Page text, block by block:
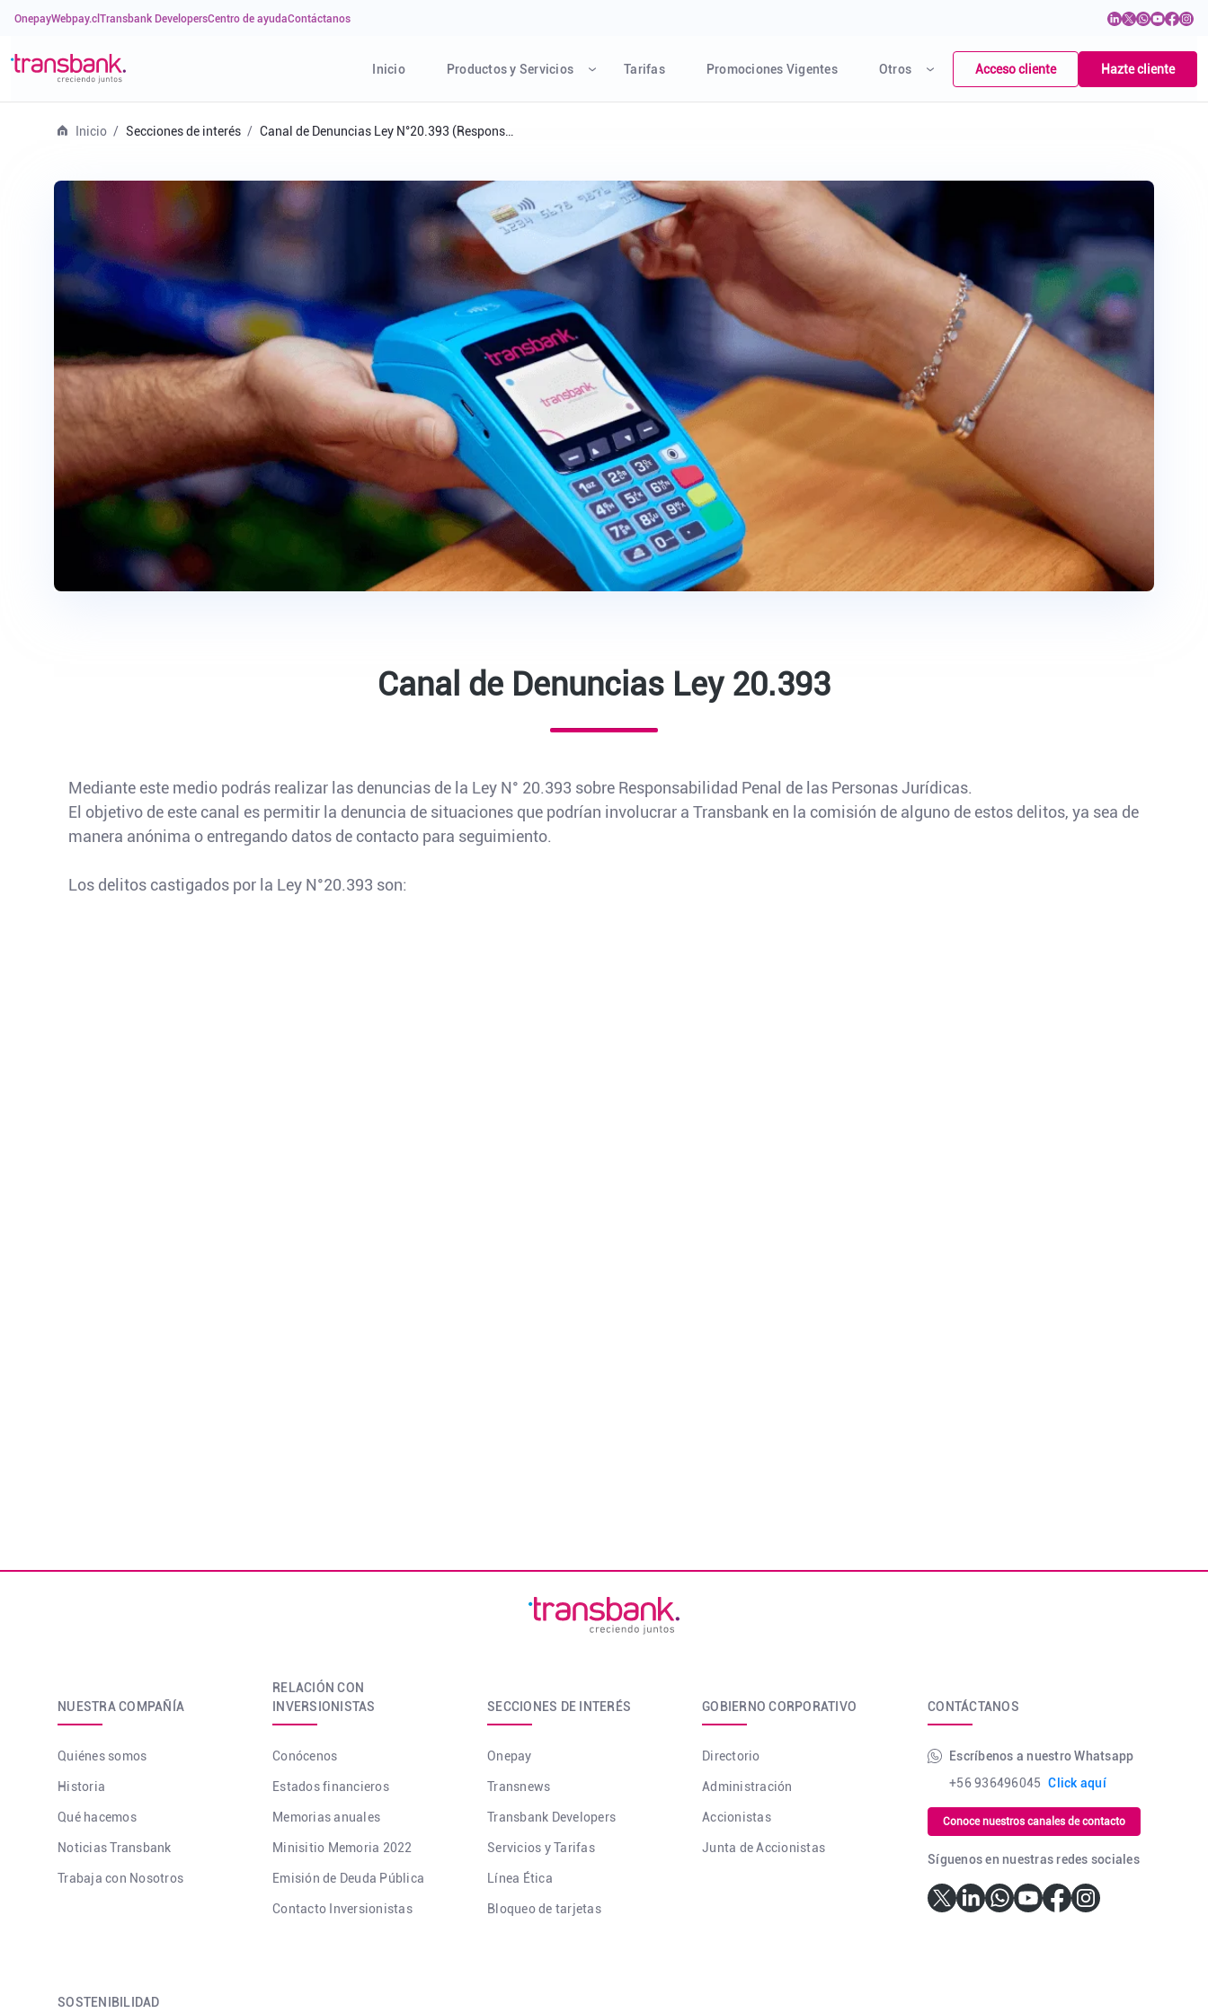
OnepayWebpay.cl Transbank DevelopersCentro de ayudaContáctanos
Inicio Productos y Servicios Tarifas Promociones Vigentes Otros Acceso cliente Hazte cliente
Inicio Secciones de interés Canal de Denuncias Ley N°20.393 (Responsabilidad Penal de las Personas Jurídicas)
Canal de Denuncias Ley 20.393
Mediante este medio podrás realizar las denuncias de la Ley N° 20.393 sobre Responsabilidad Penal de las Personas Jurídicas.
El objetivo de este canal es permitir la denuncia de situaciones que podrían involucrar a Transbank en la comisión de alguno de estos delitos, ya sea de
manera anónima o entregando datos de contacto para seguimiento.
Los delitos castigados por la Ley N°20.393 son:
NUESTRA COMPAÑÍA
Quiénes somos
Historia
Qué hacemos
Noticias Transbank
Trabaja con Nosotros
RELACIÓN CON
INVERSIONISTAS
Conócenos
Estados financieros
Memorias anuales
Minisitio Memoria 2022
Emisión de Deuda Pública
Contacto Inversionistas
SECCIONES DE INTERÉS
Onepay
Transnews
Transbank Developers
Servicios y Tarifas
Línea Ética
Bloqueo de tarjetas
GOBIERNO CORPORATIVO
Directorio
Administración
Accionistas
Junta de Accionistas
SOSTENIBILIDAD
CONTÁCTANOS
Escríbenos a nuestro Whatsapp
+56 936496045 Click aquí
Conoce nuestros canales de contacto
Síguenos en nuestras redes sociales